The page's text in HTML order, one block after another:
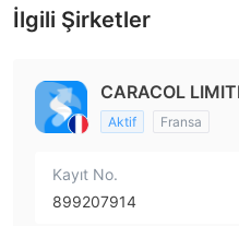
İlgili Şirketler
CARACOL
Aktif Fransa
Kayıt No.
899207914